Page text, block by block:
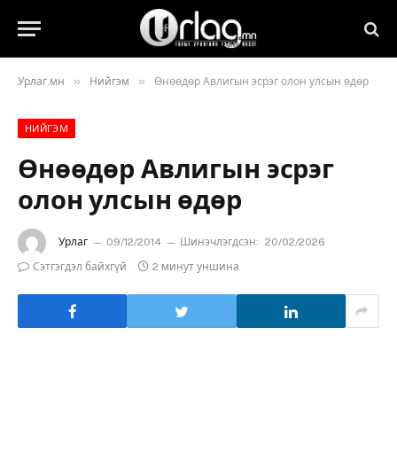
Урлаг.мн » Нийгэм » Өнөөдөр Авлигын эсрэг олон улсын өдөр
НИЙГЭМ
Өнөөдөр Авлигын эсрэг
олон улсын өдөр
Урлаг 09/12/2014 Шинэчлэгдсэн: 20/02/2026
Сэтгэгдэл байхгүй
2 минут уншина